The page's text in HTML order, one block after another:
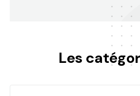
Les